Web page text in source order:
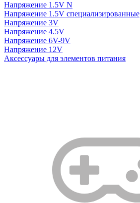
Напряжение 1.5V N
Напряжение 1.5V специализированные
Напряжение 3V
Напряжение 4.5V
Напряжение 6V-9V
Напряжение 12V
Аксессуары для элементов питания